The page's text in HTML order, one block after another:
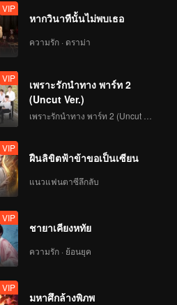
VIP
หากวินาทีนั้นไม่พบเธอ
ความรัก · ดราม่า
VIP
เพราะรักนำทาง พาร์ท 2
(Uncut Ver.)
VIP
ฝืนลิขิตฟ้าข้าขอเป็นเซียน
แนวแฟนตาซีลึกลับ
VIP
ชายาเคียงหทัย
ความรัก · ย้อนยุค
VIP
มหาศึกล้างพิภพ